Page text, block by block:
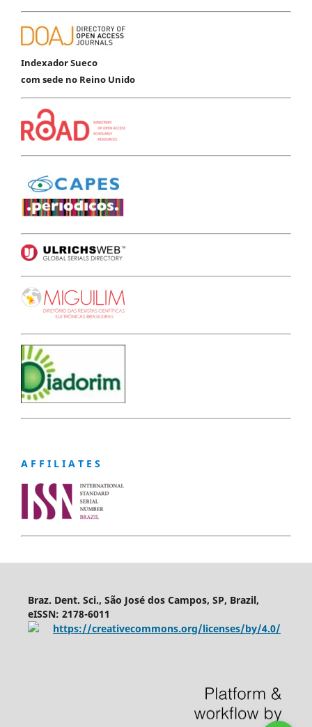
Indexador Sueco
com sede no Reino Unido
A F F I L I A T E S
Braz. Dent. Sci., São José dos Campos, SP, Brazil,
eISSN: 2178-6011
https://creativecommons.org/licenses/by/4.0/